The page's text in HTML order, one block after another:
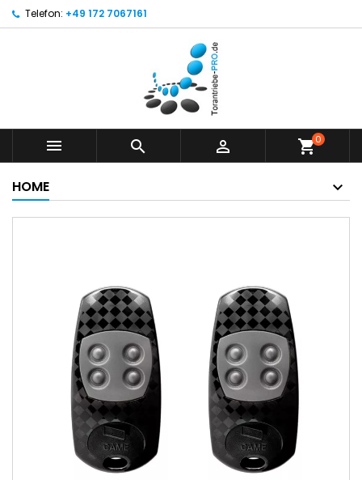
Telefon: +49 172 7067161
   shopping_cart0
HOME